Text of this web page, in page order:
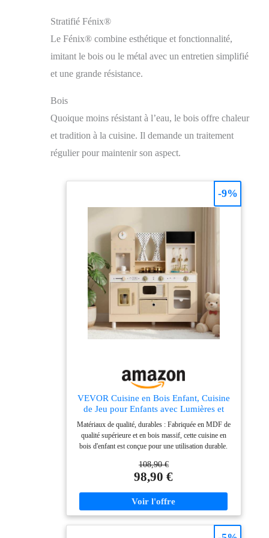
Stratifié Fénix®
Le Fénix® combine esthétique et fonctionnalité,
imitant le bois ou le métal avec un entretien simplifié
et une grande résistance.
Bois
Quoique moins résistant à l’eau, le bois offre chaleur
et tradition à la cuisine. Il demande un traitement
régulier pour maintenir son aspect.
VEVOR Cuisine en Bois Enfant, Cuisine
de Jeu pour Enfants avec Lumières et
Sons, Aliments et Ustensiles, Micro-
Ondes et Machine à Glaçons, Jouet
d'Imitation Filles et Garçons de 3 à 8
Ans, Moderne
Matériaux de qualité, durables : Fabriquée en MDF de
qualité supérieure et en bois massif, cette cuisine en
bois d'enfant est conçue pour une utilisation durable.
plastique sans BPA, elle offre une qualité fiable que les
parents apprécient pour le jeu des enfants Zones et
douze zones interactives, dont une horloge, une fenêtre
en tissu, un tableau noir, un garde-manger, un
micro-ondes, une plaque de cuisson, des crochets, un
108,90 €
98,90 €
-9%